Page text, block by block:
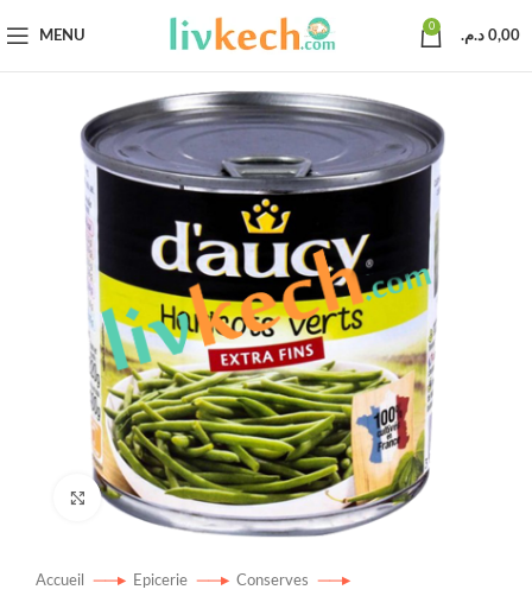
MENU
0
0,00 د.م.
Click to enlarge
Accueil Epicerie
Conserves